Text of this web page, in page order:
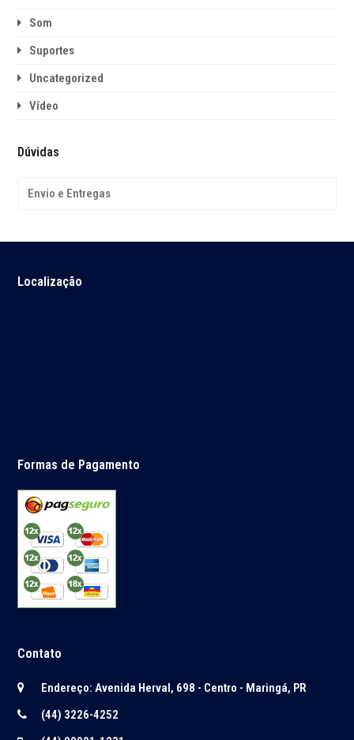
Som
Suportes
Uncategorized
Vídeo
Dúvidas
Envio e Entregas
Localização
Formas de Pagamento
Contato
Endereço: Avenida Herval, 698 - Centro - Maringá, PR
(44) 3226-4252